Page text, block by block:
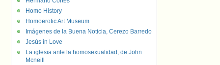
Homo History
Homoerotic Art Museum
Imágenes de la Buena Noticia, Cerezo Barredo
Jesús in Love
La iglesia ante la homosexualidad, de John
Mcneill